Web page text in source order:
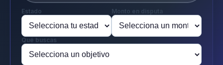
Estado Monto en disputa
Qué buscas